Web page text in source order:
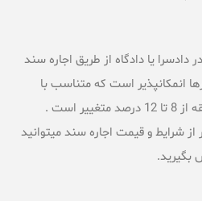
دادسرا یا دادگاه از طریق اجاره سند
انمکانپذیر است که متناسب با
موقعیت ملک مبلغ اجاره وثیقه از 8 تا 12 درصد متغییر است .
شرایط و قیمت اجاره سند میتوانید
بگیرید.